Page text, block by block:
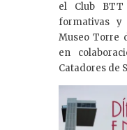
el Club BTT
formativas
Museo Torre
en
Catadores de